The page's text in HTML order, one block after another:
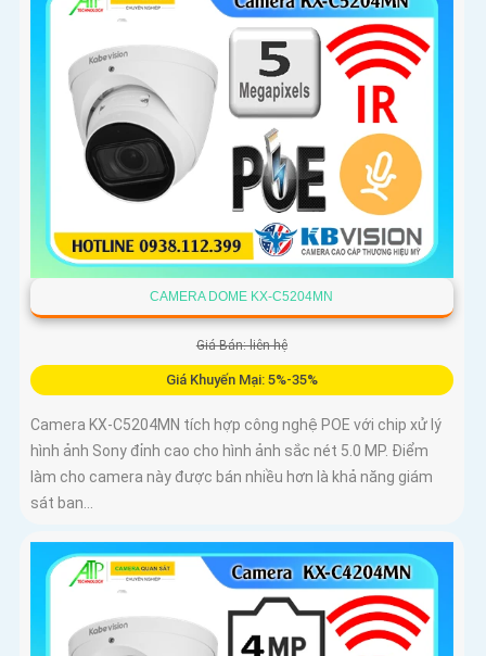
CAMERA DOME KX-C5204MN
Giá Bán: liên hệ
Giá Khuyến Mại: 5%-35%
Camera KX-C5204MN tích hợp công nghệ POE với chip xử lý
hình ảnh Sony đỉnh cao cho hình ảnh sắc nét 5.0 MP. Điểm
làm cho camera này được bán nhiều hơn là khả năng giám
sát ban...